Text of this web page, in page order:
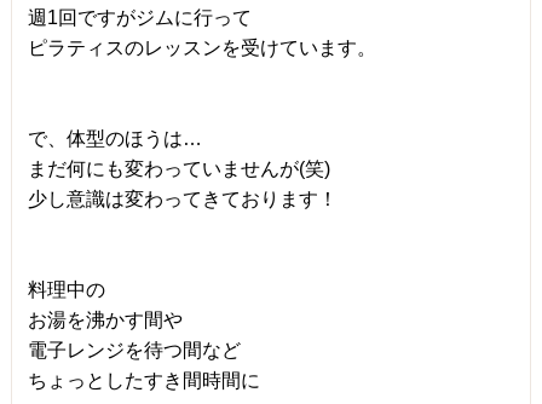
週1回ですがジムに行って
ピラティスのレッスンを受けています。
で、体型のほうは…
まだ何にも変わっていませんが(笑)
少し意識は変わってきております！
料理中の
お湯を沸かす間や
電子レンジを待つ間など
ちょっとしたすき間時間に